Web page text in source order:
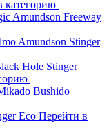
категорию
Amundson Freeway
Amundson Stinger
Hole Stinger
Bushido
Eco Перейти в